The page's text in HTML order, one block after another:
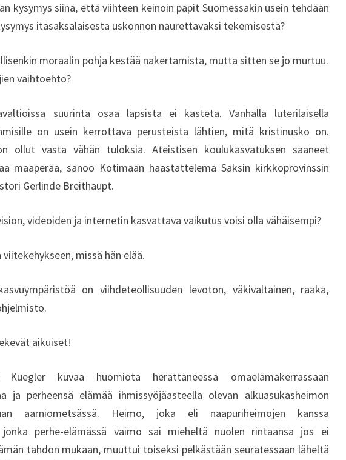
kysymys siinä, että viihteen keinoin papit Suomessakin usein tehdään
itäsaksalaisesta uskonnon naurettavaksi tekemisestä?
moraalin pohja kestää nakertamista, mutta sitten se jo murtuu.
vaihtoehto?
suurinta osaa lapsista ei kasteta. Vanhalla luterilaisella
on usein kerrottava perusteista lähtien, mitä kristinusko on.
ollut vasta vähän tuloksia. Ateistisen koulukasvatuksen saaneet
maaperää, sanoo Kotimaan haastattelema Saksin kirkkoprovinssin
Gerlinde Breithaupt.
videoiden ja internetin kasvattava vaikutus voisi olla vähäisempi?
missä hän elää.
on viihdeteollisuuden levoton, väkivaltainen, raaka,
aikuiset!
Kuegler kuvaa huomiota herättäneessä omaelämäkerrassaan
ja perheensä elämää ihmissyöjäasteella olevan alkuasukasheimon
aarniometsässä. Heimo, joka eli naapuriheimojen kanssa
perhe-elämässä vaimo sai mieheltä nuolen rintaansa jos ei
tahdon mukaan, muuttui toiseksi pelkästään seuratessaan läheltä